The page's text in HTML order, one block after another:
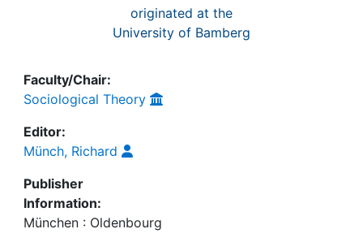
originated at the
University of Bamberg
Faculty/Chair:
Sociological Theory
Editor:
Münch, Richard
Publisher
Information:
München : Oldenbourg